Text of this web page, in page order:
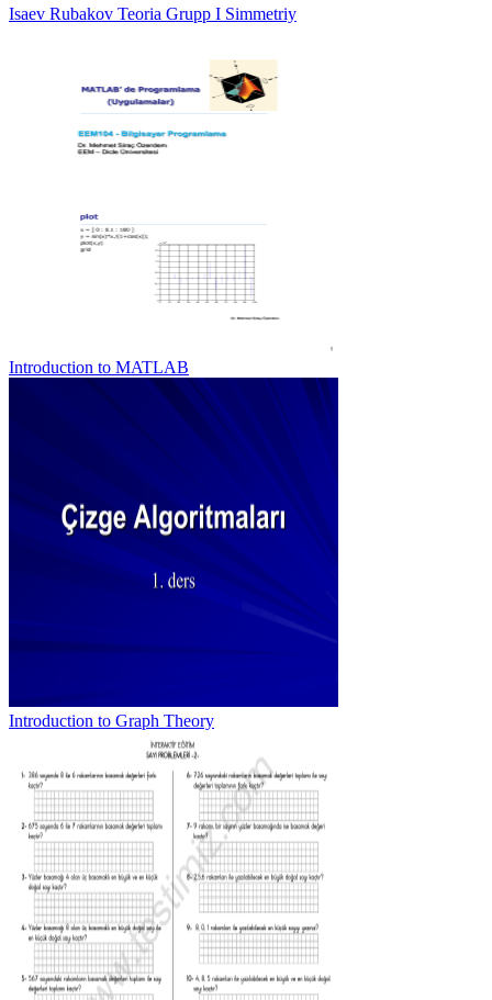
Isaev Rubakov Teoria Grupp I Simmetriy
Introduction to MATLAB
Introduction to Graph Theory